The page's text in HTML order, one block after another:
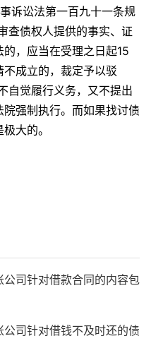
讼法第一百九十一条规
查债权人提供的事实、证
，应当在受理之日起15
不成立的，裁定予以驳
自觉履行义务，又不提出
强制执行。而如果找讨债
大的。
司针对借款合同的内容包
司针对借钱不及时还的债